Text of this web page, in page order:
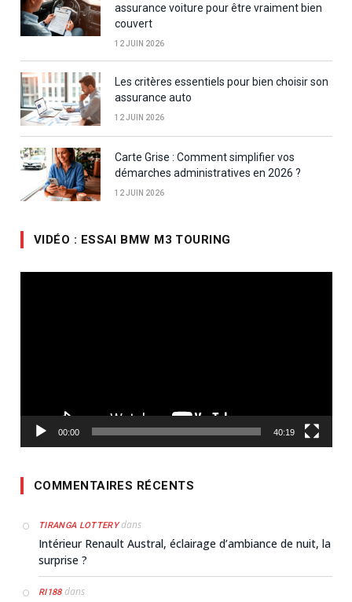
assurance voiture pour être vraiment bien
couvert
12 JUIN 2026
Les critères essentiels pour bien choisir son
assurance auto
12 JUIN 2026
Carte Grise : Comment simplifier vos
démarches administratives en 2026 ?
12 JUIN 2026
VIDÉO : ESSAI BMW M3 TOURING
00:00 40:19
COMMENTAIRES RÉCENTS
TIRANGA LOTTERYdans
Intérieur Renault Austral, éclairage d’ambiance de nuit, la
surprise ?
RI188dans